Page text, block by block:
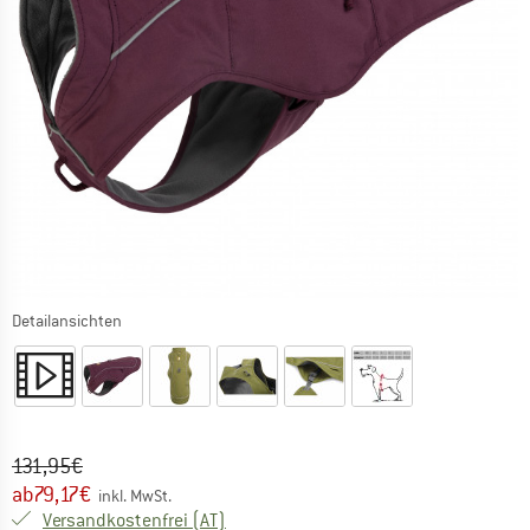
Detailansichten
Ursprünglicher Preis :
131,95€
Preis:
ab79,17€ inkl. MwSt.
Versandkostenfrei (AT)